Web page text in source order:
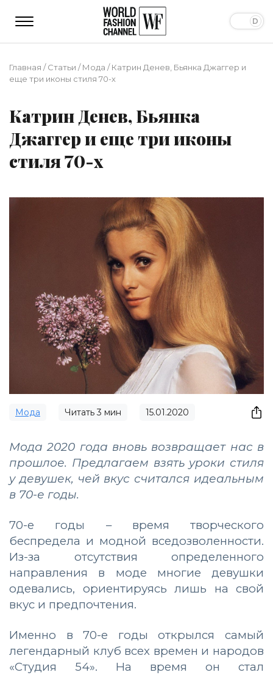
Главная /Статьи /Мода /Катрин Денев, Бьянка Джаггер и
еще три иконы стиля 70-х
Катрин Денев, Бьянка
Джаггер и еще три иконы
стиля 70-х
Мода Читать3 мин 15.01.2020
Мода 2020 года вновь возвращает нас в
прошлое. Предлагаем взять уроки стиля
у девушек, чей вкус считался идеальным
в 70-е годы.
70-е годы – время творческого
беспредела и модной вседозволенности.
Из-за отсутствия определенного
направления в моде многие девушки
одевались, ориентируясь лишь на свой
вкус и предпочтения.
Именно в 70-е годы открылся самый
легендарный клуб всех времен и народов
«Студия 54». На время он стал